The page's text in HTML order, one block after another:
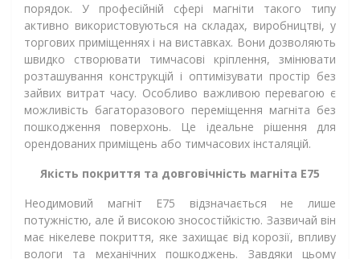
порядок. У професійній сфері магніти такого типу
активно використовуються на складах, виробництві, у
торгових приміщеннях і на виставках. Вони дозволяють
швидко створювати тимчасові кріплення, змінювати
розташування конструкцій і оптимізувати простір без
зайвих витрат часу. Особливо важливою перевагою є
можливість багаторазового переміщення магніта без
пошкодження поверхонь. Це ідеальне рішення для
орендованих приміщень або тимчасових інсталяцій.
Якість покриття та довговічність магніта Е75
Неодимовий магніт Е75 відзначається не лише
потужністю, але й високою зносостійкістю. Зазвичай він
має нікелеве покриття, яке захищає від корозії, впливу
вологи та механічних пошкоджень. Завдяки цьому